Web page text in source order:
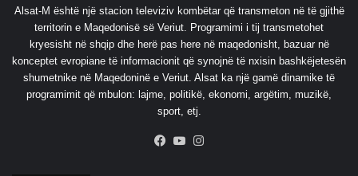
Alsat-M është një stacion televiziv kombëtar që transmeton në të gjithë
territorin e Maqedonisë së Veriut. Programimi i tij transmetohet
kryesisht në shqip dhe herë pas here në maqedonisht, bazuar në
konceptet evropiane të informacionit që synojnë të nxisin bashkëjetesën
shumetnike në Maqedoninë e Veriut. Alsat ka një gamë dinamike të
programimit që mbulon: lajme, politikë, ekonomi, argëtim, muzikë,
sport, etj.
Facebook
YouTube